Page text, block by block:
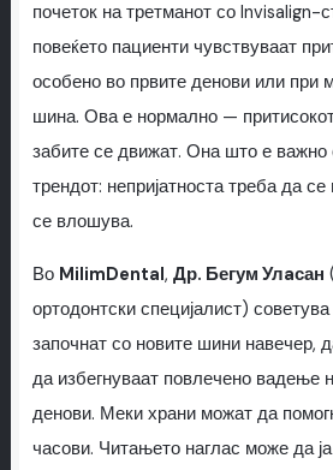
почеток на третманот со Invisalign-
повеќето пациенти чувствуваат
особено во првите денови или при
шина. Ова е нормално —
забите се движат. Она што е важно
трендот: непријатноста треба да
се влошува.
Во MilimDental, Др. Бегум Улaсан
ортодонтски специјалист)
започнат со новите шини навечер,
да избегнуваат повлечено вадење
денови. Меки храни можат да
часови. Читањето наглас може да